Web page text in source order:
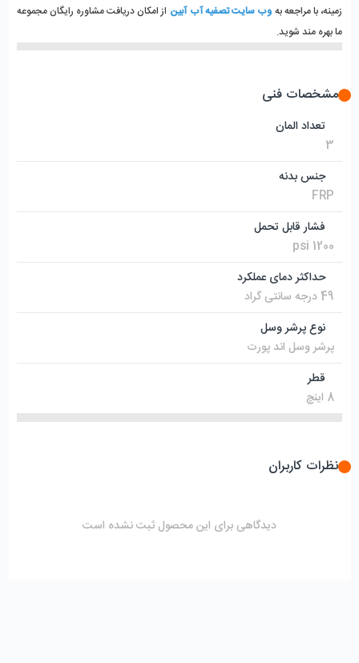
زمینه، با مراجعه به وب سایت تصفیه آب آبین
ما بهره مند شوید.
مشخصات فنی
تعداد المان
3
جنس بدنه
FRP
فشار قابل تحمل
1200 psi
حداکثر دمای عملکرد
49 درجه سانتی گراد
نوع پرشر وسل
پرشر وسل اند پورت
قطر
8 اینچ
نظرات کاربران
دیدگاهی برای این محصول ثبت نشده است